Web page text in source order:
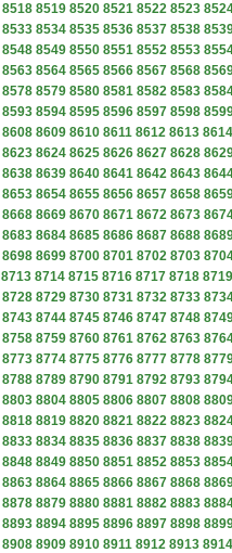
8518 8519 8520 8521 8522 8523
8533 8534 8535 8536 8537 8538
8548 8549 8550 8551 8552 8553
8563 8564 8565 8566 8567 8568
8578 8579 8580 8581 8582 8583
8593 8594 8595 8596 8597 8598
8608 8609 8610 8611 8612 8613 8614
8623 8624 8625 8626 8627 8628
8638 8639 8640 8641 8642 8643
8653 8654 8655 8656 8657 8658
8668 8669 8670 8671 8672 8673
8683 8684 8685 8686 8687 8688
8698 8699 8700 8701 8702 8703
8713 8714 8715 8716 8717 8718 8719
8728 8729 8730 8731 8732 8733
8743 8744 8745 8746 8747 8748
8758 8759 8760 8761 8762 8763
8773 8774 8775 8776 8777 8778
8788 8789 8790 8791 8792 8793
8803 8804 8805 8806 8807 8808
8818 8819 8820 8821 8822 8823
8833 8834 8835 8836 8837 8838
8848 8849 8850 8851 8852 8853
8863 8864 8865 8866 8867 8868
8878 8879 8880 8881 8882 8883
8893 8894 8895 8896 8897 8898
8908 8909 8910 8911 8912 8913 8914